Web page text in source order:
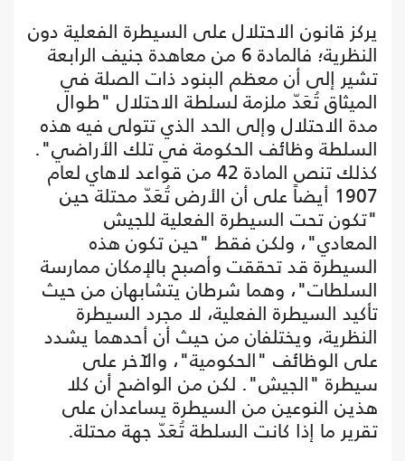
يركز قانون الاحتلال على السيطرة الفعلية دون
النظرية؛ فالمادة 6 من معاهدة جنيف الرابعة
تشير إلى أن معظم البنود ذات الصلة في
الميثاق تُعَدّ ملزمة لسلطة الاحتلال "طوال
مدة الاحتلال وإلى الحد الذي تتولى فيه هذه
السلطة وظائف الحكومة في تلك الأراضي".
كذلك تنص المادة 42 من قواعد لاهاي لعام
1907 أيضاً على أن الأرض تُعَدّ محتلة حين
"تكون تحت السيطرة الفعلية للجيش
المعادي"، ولكن فقط "حين تكون هذه
السيطرة قد تحققت وأصبح بالإمكان ممارسة
السلطات"، وهما شرطان يتشابهان من حيث
تأكيد السيطرة الفعلية، لا مجرد السيطرة
النظرية، ويختلفان من حيث أن أحدهما يشدد
على الوظائف "الحكومية"، والآخر على
سيطرة "الجيش". لكن من الواضح أن كلا
هذين النوعين من السيطرة يساعدان على
تقرير ما إذا كانت السلطة تُعَدّ جهة محتلة.